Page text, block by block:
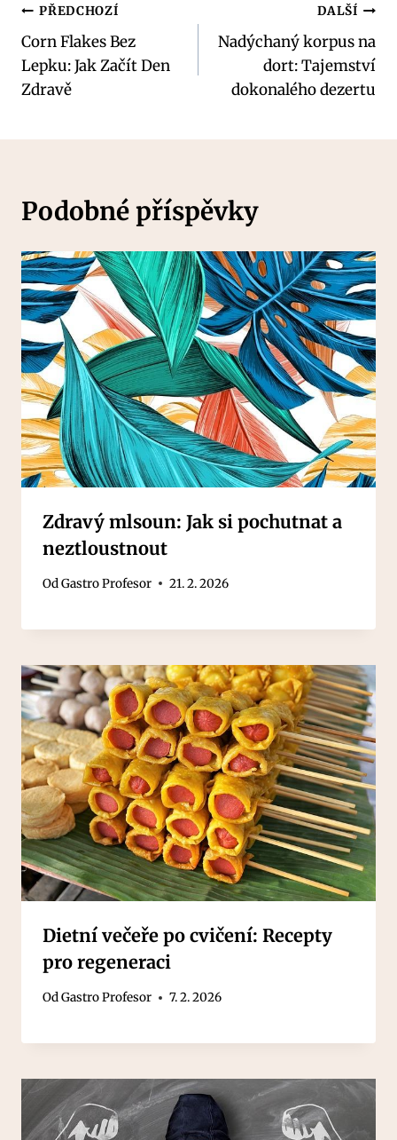
Navigace
pro
příspěvek
PŘEDCHOZÍ
Corn Flakes Bez
Lepku: Jak Začít Den
Zdravě
DALŠÍ
Nadýchaný korpus na
dort: Tajemství
dokonalého dezertu
Podobné příspěvky
Zdravý mlsoun: Jak si pochutnat a
neztloustnout
OdGastro Profesor 21. 2. 2026
Dietní večeře po cvičení: Recepty
pro regeneraci
OdGastro Profesor 7. 2. 2026